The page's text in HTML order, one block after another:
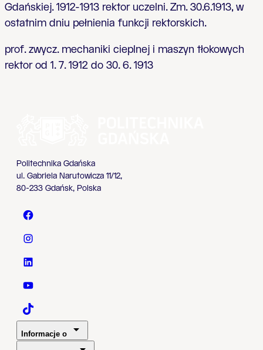
Gdańskiej. 1912-1913 rektor uczelni. Zm. 30.6.1913, w
ostatnim dniu pełnienia funkcji rektorskich.
prof. zwycz. mechaniki cieplnej i maszyn tłokowych
rektor od 1. 7. 1912 do 30. 6. 1913
Politechnika Gdańska
ul. Gabriela Narutowicza 11/12,
80-233 Gdańsk, Polska
Politechnika Gdańska - Facebook
Politechnika Gdańska - Instagram
Politechnika Gdańska - LinkedIn
Politechnika Gdańska - YouTube
Politechnika Gdańska - TaikTok
Informacje o